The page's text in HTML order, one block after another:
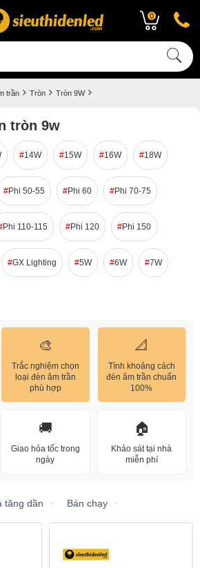
0
trần Tròn Tròn 9W
tròn 9w
14W 15W 16W 18W
Phi 50-55 Phi 60 Phi 70-75
Phi 110-115 Phi 120 Phi 150
GX Lighting 5W 6W 7W
🎨
Trắc nghiệm chọn
loại đèn âm trần
phù hợp
📐
Tính khoảng cách
đèn âm trần chuẩn
100%
🚚
Giao hỏa tốc trong
ngày
🏠
Khảo sát tại nhà
miễn phí
tăng dần Bán chạy